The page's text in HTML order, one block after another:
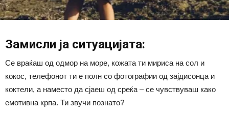
Замисли ја ситуацијата:
Се враќаш од одмор на море, кожата ти мириса на сол и
кокос, телефонот ти е полн со фотографии од зајдисонца и
коктели, а наместо да сјаеш од среќа – се чувствуваш како
емотивна крпа. Ти звучи познато?